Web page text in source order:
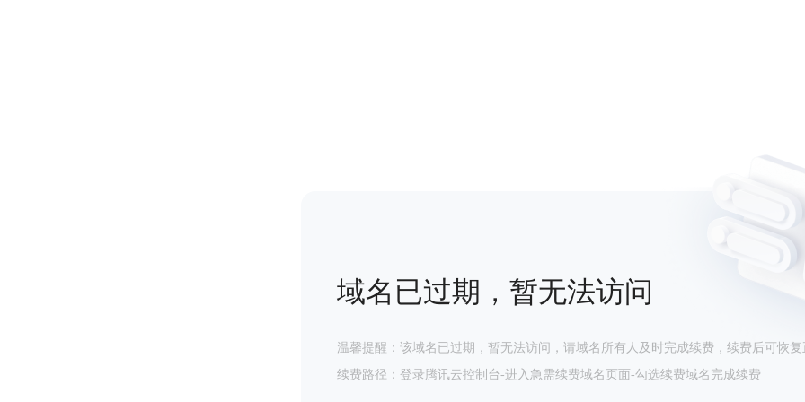
域名已过期，暂无法访问
温馨提醒：该域名已过期，暂无法访问，请域名所有人及时完成续费，续费后可恢复
续费路径：登录腾讯云控制台-进入急需续费域名页面-勾选续费域名完成续费